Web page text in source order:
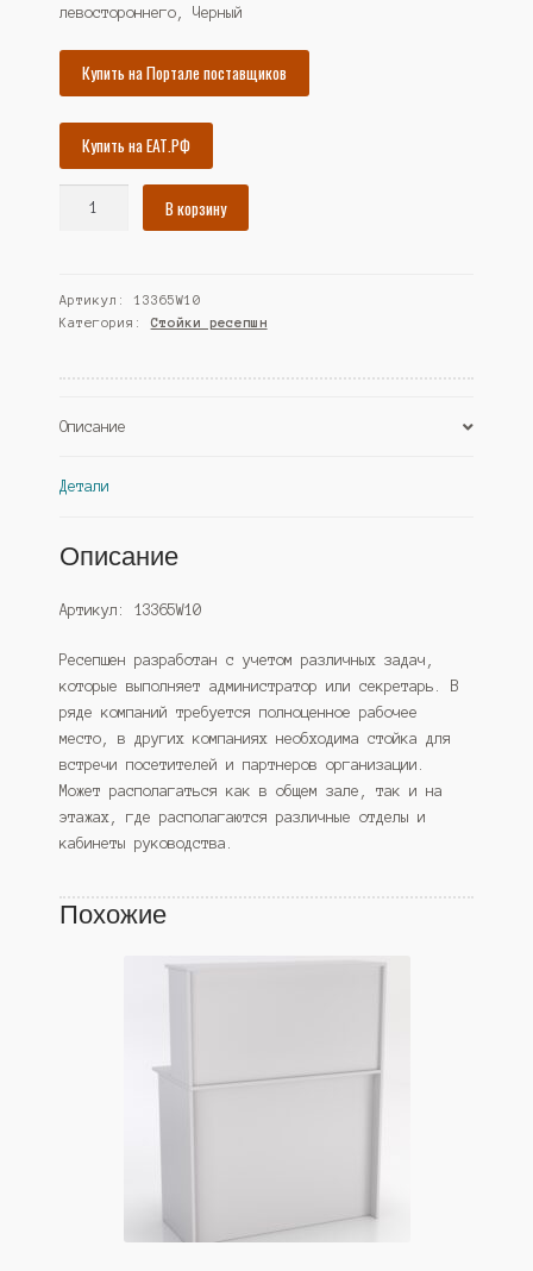
52315₽.
левостороннего, Черный
Купить на Портале поставщиков
Купить на ЕАТ.РФ
№1-
1
"Альянс"
левостороннего,
(Westcom)
В корзину
Артикул:13365W10
Категория: Стойки ресепшн
Описание
Детали
Описание
Артикул: 13365W10
Ресепшен разработан с учетом различных задач,
которые выполняет администратор или секретарь. В
ряде компаний требуется полноценное рабочее
место, в других компаниях необходима стойка для
встречи посетителей и партнеров организации.
Может располагаться как в общем зале, так и на
этажах, где располагаются различные отделы и
кабинеты руководства.
Похожие